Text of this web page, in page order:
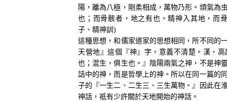
陽，離為八極，剛柔相成，萬物乃形。煩氣為
也；而骨骸者，地之有也。精神入其地，而
子、精神訓)
這種思想，和儒家道家的思想相同，所不同的
天營地』這個『神』字，意義不清楚。漢，
也；混生，俱生也。』陰陽兩氣之神，不是神
話中的神，而是哲學上的神。所以在同一篇的
子的『一生二、二生三、三生萬物。』因此在
神話，祗有少許關於天地開始的神話。